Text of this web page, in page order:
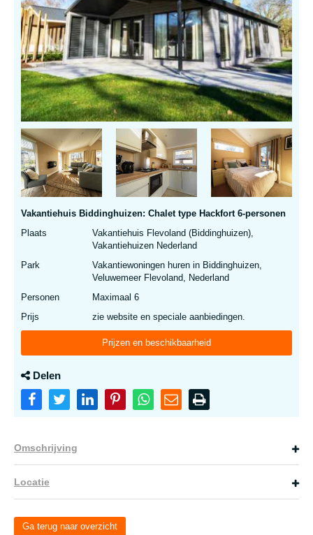
Vakantiehuis Biddinghuizen: Chalet type Hackfort 6-personen
Plaats
Vakantiehuis Flevoland (Biddinghuizen),
Vakantiehuizen Nederland
Park
Vakantiewoningen huren in Biddinghuizen,
Veluwemeer Flevoland, Nederland
Personen
Maximaal 6
Prijs
zie website en speciale aanbiedingen.
Prijzen en beschikbaarheid
Delen
Omschrijving
Locatie
Ga terug naar overzicht